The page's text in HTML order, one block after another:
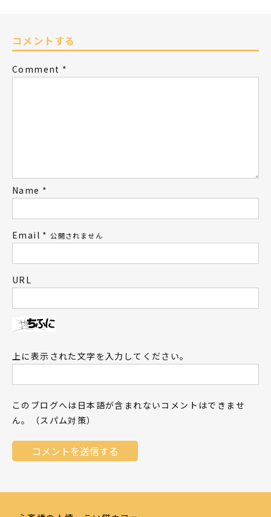
コメントする
Comment *
Name *
Email * 公開されません
URL
上に表示された文字を入力してください。
このブログへは日本語が含まれないコメントはできませ
ん。（スパム対策）